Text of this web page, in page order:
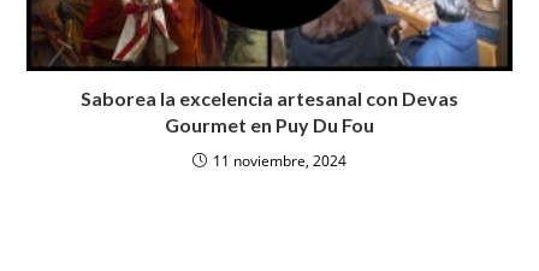
Saborea la excelencia artesanal con Devas
Gourmet en Puy Du Fou
11 noviembre, 2024